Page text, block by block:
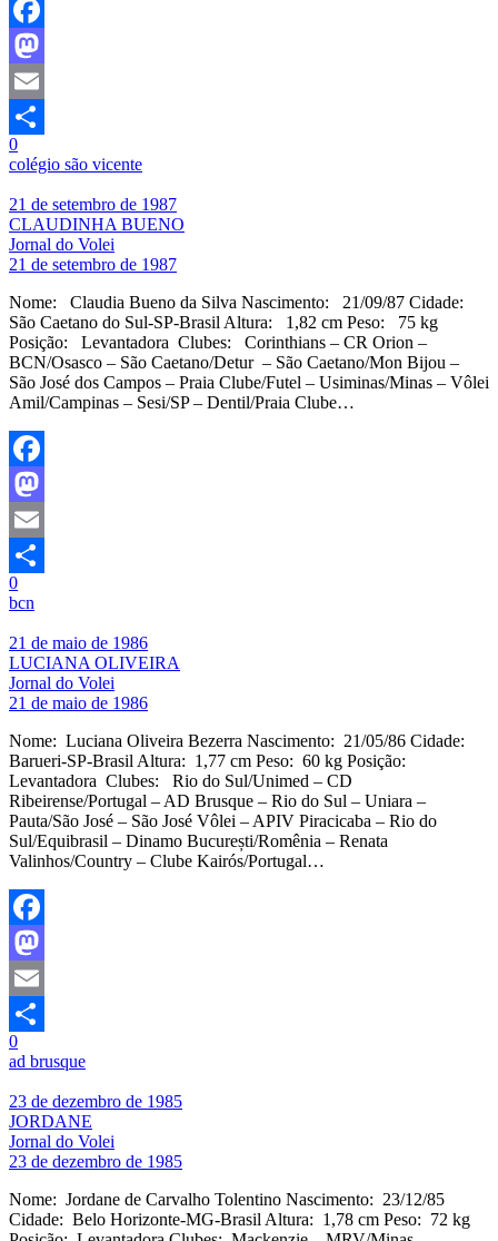
Facebook
Mastodon
Email
Share
0
colégio são vicente
21 de setembro de 1987
CLAUDINHA BUENO
Jornal do Volei
21 de setembro de 1987
Nome: Claudia Bueno da Silva Nascimento: 21/09/87 Cidade:
São Caetano do Sul-SP-Brasil Altura: 1,82 cm Peso: 75 kg
Posição: Levantadora Clubes: Corinthians – CR Orion –
BCN/Osasco – São Caetano/Detur – São Caetano/Mon Bijou –
São José dos Campos – Praia Clube/Futel – Usiminas/Minas – Vôlei
Amil/Campinas – Sesi/SP – Dentil/Praia Clube…
Facebook
Mastodon
Email
Share
0
bcn
21 de maio de 1986
LUCIANA OLIVEIRA
Jornal do Volei
21 de maio de 1986
Nome: Luciana Oliveira Bezerra Nascimento: 21/05/86 Cidade:
Barueri-SP-Brasil Altura: 1,77 cm Peso: 60 kg Posição:
Levantadora Clubes: Rio do Sul/Unimed – CD
Ribeirense/Portugal – AD Brusque – Rio do Sul – Uniara –
Pauta/São José – São José Vôlei – APIV Piracicaba – Rio do
Sul/Equibrasil – Dinamo București/Romênia – Renata
Valinhos/Country – Clube Kairós/Portugal…
Facebook
Mastodon
Email
Share
0
ad brusque
23 de dezembro de 1985
JORDANE
Jornal do Volei
23 de dezembro de 1985
Nome: Jordane de Carvalho Tolentino Nascimento: 23/12/85
Cidade: Belo Horizonte-MG-Brasil Altura: 1,78 cm Peso: 72 kg